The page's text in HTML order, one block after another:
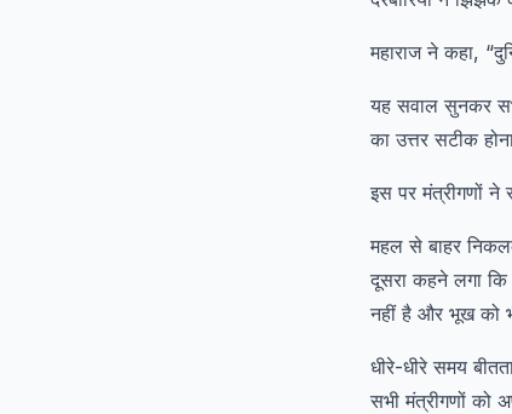
महाराज ने कहा,
यह सवाल सुनकर
का उत्तर सटीक
इस पर मंत्रीगणों ने
महल से बाहर
दूसरा कहने लगा
नहीं है और भूख को
धीरे-धीरे समय
सभी मंत्रीगणों को